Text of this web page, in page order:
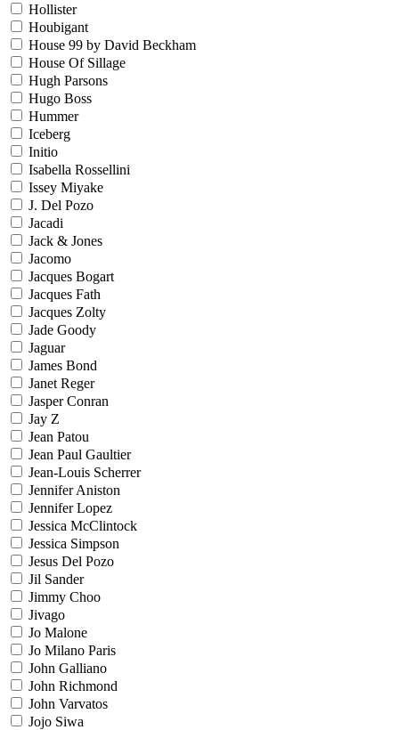
Hollister
Houbigant
House 99 by David Beckham
House Of Sillage
Hugh Parsons
Hugo Boss
Hummer
Iceberg
Initio
Isabella Rossellini
Issey Miyake
J. Del Pozo
Jacadi
Jack & Jones
Jacomo
Jacques Bogart
Jacques Fath
Jacques Zolty
Jade Goody
Jaguar
James Bond
Janet Reger
Jasper Conran
Jay Z
Jean Patou
Jean Paul Gaultier
Jean-Louis Scherrer
Jennifer Aniston
Jennifer Lopez
Jessica McClintock
Jessica Simpson
Jesus Del Pozo
Jil Sander
Jimmy Choo
Jivago
Jo Malone
Jo Milano Paris
John Galliano
John Richmond
John Varvatos
Jojo Siwa